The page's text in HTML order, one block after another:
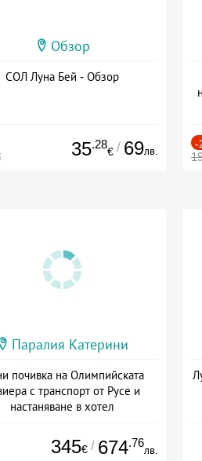
Обзор
СОЛ Луна Бей - Обзор
35.28
€ / 69лв.
-
Паралия Катерини
почивка на Олимпийската
с транспорт от Русе и
настаняване в хотел
345€ / 674.76
лв.